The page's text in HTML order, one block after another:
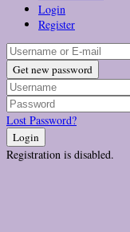
Login
Register
Get new password
Lost Password?
Login
Registration is disabled.